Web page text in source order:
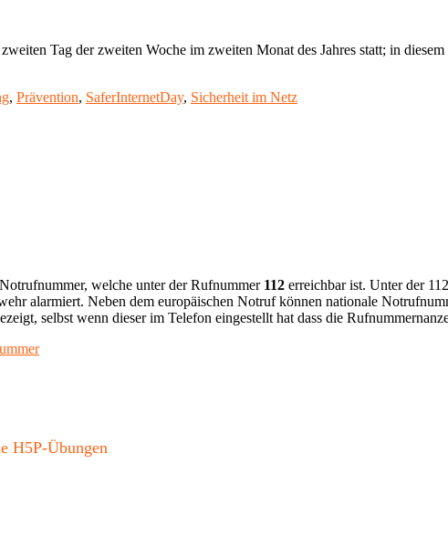
Tag der zweiten Woche im zweiten Monat des Jahres statt; in diesem
, Prävention, SaferInternetDay, Sicherheit im Netz
welche unter der Rufnummer 112 erreichbar ist. Unter der
alarmiert. Neben dem europäischen Notruf können nationale
selbst wenn dieser im Telefon eingestellt hat dass die
H5P-Übungen